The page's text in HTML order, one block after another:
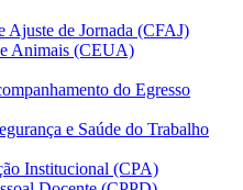
Ajuste de Jornada (CFAJ)
Animais (CEUA)
do Egresso
e Saúde do Trabalho
Institucional (CPA)